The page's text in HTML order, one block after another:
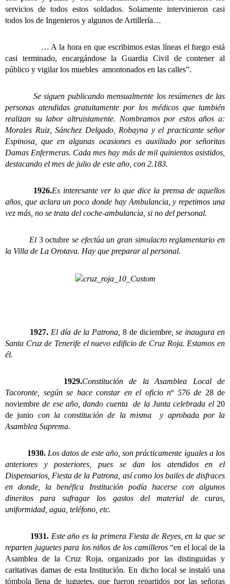
servicios de todos estos soldados. Solamente intervinieron casi
todos los de Ingenieros y algunos de Artillería…
… A la hora en que escribimos estas líneas el fuego está
casi terminado, encargándose la Guardia Civil de contener al
público y vigilar los muebles amontonados en las calles”.
Se siguen publicando mensualmente los resúmenes de las
personas atendidas gratuitamente por los médicos que también
realizan su labor altruistamente. Nombramos por estos años a:
Morales Ruiz, Sánchez Delgado, Robayna y el practicante señor
Espinosa, que en algunas ocasiones es auxiliado por señoritas
Damas Enfermeras. Cada mes hay más de mil quinientos asistidos,
destacando el mes de julio de este año, con 2.183.
1926.Es interesante ver lo que dice la prensa de aquellos
años, que aclara un poco donde hay Ambulancia, y repetimos una
vez más, no se trata del coche-ambulancia, si no del personal.
El 3 octubre se efectúa un gran simulacro reglamentario en
la Villa de La Orotava. Hay que preparar al personal.
1927. El día de la Patrona, 8 de diciembre, se inaugura en
Santa Cruz de Tenerife el nuevo edificio de Cruz Roja. Estamos en
él.
1929.Constitución de la Asamblea Local de
Tacoronte, según se hace constar en el oficio nº 576 de 28 de
noviembrede ese año, dando cuenta de la Junta celebrada el 20
de junio con la constitución de la misma y aprobada por la
Asamblea Suprema.
1930.Los datos de este año, son prácticamente iguales a los
anteriores y posteriores, pues se dan los atendidos en el
Dispensarios, Fiesta de la Patrona, así como los bailes de disfraces
en donde, la benéfica Institución podía hacerse con algunos
dineritos para sufragar los gastos del material de curas,
uniformidad, agua, teléfono, etc.
1931.Este año es la primera Fiesta de Reyes, en la que se
reparten juguetes para los niños de los camilleros “en el local de la
Asamblea de la Cruz Roja, organizado por las distinguidas y
caritativas damas de esta Institución. En dicho local se instaló una
tómbola llena de juguetes, que fueron repartidos por las señoras